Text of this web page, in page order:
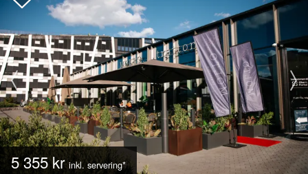
5 355 krinkl. servering*